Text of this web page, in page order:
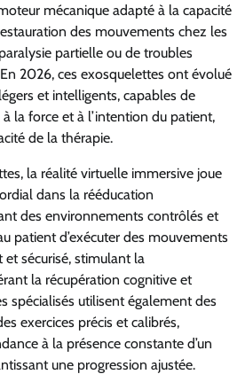
mécanique adapté à la capacité
des mouvements chez les
partielle ou de troubles
2026, ces exosquelettes ont évolué
et intelligents, capables de
à la force et à l’intention du patient,
de la thérapie.
la réalité virtuelle immersive joue
dans la rééducation
des environnements contrôlés et
patient d’exécuter des mouvements
sécurisé, stimulant la
la récupération cognitive et
spécialisés utilisent également des
exercices précis et calibrés,
à la présence constante d’un
une progression ajustée.